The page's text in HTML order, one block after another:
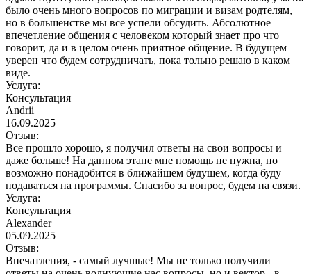
было очень много вопросов по миграции и визам родтелям,
но в большенстве мы все успели обсудить. Абсолютное
впечетление общения с человеком который знает про что
говорит, да и в целом очень приятное общение. В будущем
уверен что будем сотрудничать, пока тольно решаю в каком
виде.
Услуга:
Консультация
Andrii
16.09.2025
Отзыв:
Все прошло хорошо, я получил ответы на свои вопросы и
даже больше! На данном этапе мне помощь не нужна, но
возможно понадобится в ближайшем будущем, когда буду
подаваться на программы. Спасибо за вопрос, будем на связи.
Услуга:
Консультация
Alexander
05.09.2025
Отзыв:
Впечатления, - самый лучшые! Мы не только получили